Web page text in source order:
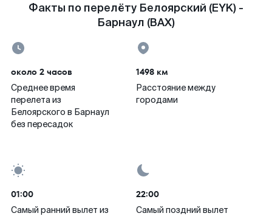
Факты по перелёту Белоярский (EYK) -
Барнаул (BAX)
около 2 часов
Среднее время
перелета из
Белоярского в Барнаул
без пересадок
1498 км
Расстояние между
городами
01:00
Самый ранний вылет из
22:00
Самый поздний вылет